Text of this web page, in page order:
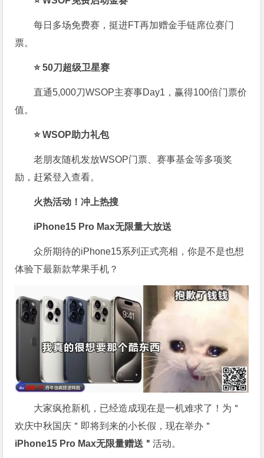
每日多场免费赛，挺进FT再加赠金手链席位赛门
票。
⭐ 50刀超级卫星赛
直通5,000刀WSOP主赛事Day1，赢得100倍门票价
值。
⭐ WSOP助力礼包
老朋友随机发放WSOP门票、赛事基金等多项奖
励，赶紧登入查看。
火热活动！冲上热搜
iPhone15 Pro Max无限量大放送
众所期待的iPhone15系列正式亮相，你是不是也想
体验下最新款苹果手机？
大家疯抢新机，已经造成现在是一机难求了！为＂
欢庆中秋国庆＂即将到来的小长假，现在举办＂
iPhone15 Pro Max无限量赠送＂活动。